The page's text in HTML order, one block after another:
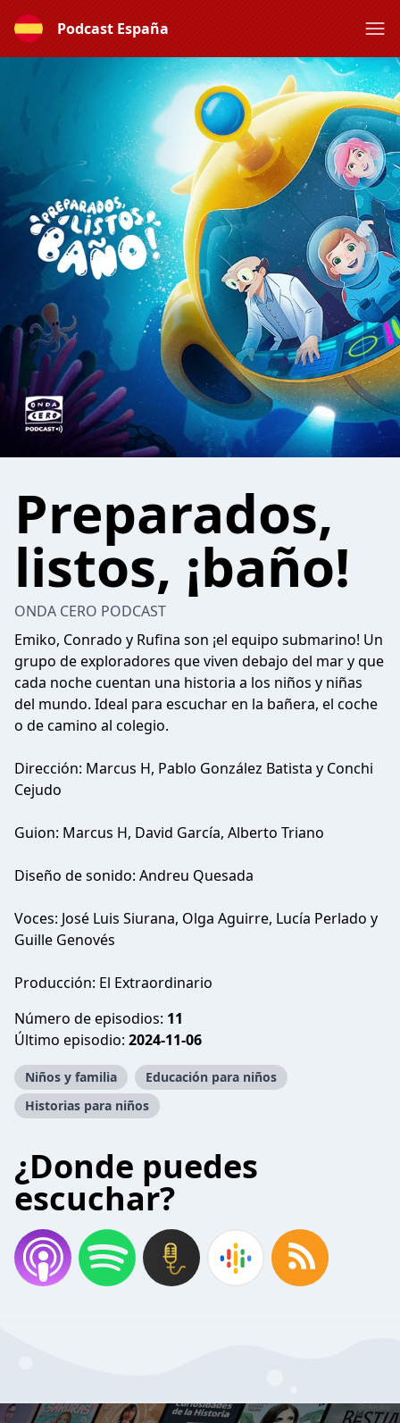
Podcast España
Preparados,
listos, ¡baño!
ONDA CERO PODCAST
Emiko, Conrado y Rufina son ¡el equipo submarino! Un
grupo de exploradores que viven debajo del mar y que
cada noche cuentan una historia a los niños y niñas
del mundo. Ideal para escuchar en la bañera, el coche
o de camino al colegio.
Dirección: Marcus H, Pablo González Batista y Conchi
Cejudo
Guion: Marcus H, David García, Alberto Triano
Diseño de sonido: Andreu Quesada
Voces: José Luis Siurana, Olga Aguirre, Lucía Perlado y
Guille Genovés
Producción: El Extraordinario
Número de episodios: 11
Último episodio: 2024-11-06
Niños y familia
Educación para niños
Historias para niños
¿Donde puedes
escuchar?